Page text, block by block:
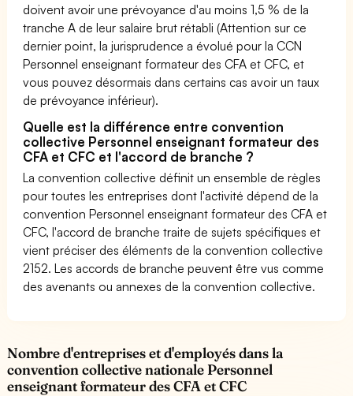
doivent avoir une prévoyance d'au moins 1,5 % de la
tranche A de leur salaire brut rétabli (Attention sur ce
dernier point, la jurisprudence a évolué pour la CCN
Personnel enseignant formateur des CFA et CFC, et
vous pouvez désormais dans certains cas avoir un taux
de prévoyance inférieur).
Quelle est la différence entre convention
collective Personnel enseignant formateur des
CFA et CFC et l'accord de branche ?
La convention collective définit un ensemble de règles
pour toutes les entreprises dont l'activité dépend de la
convention Personnel enseignant formateur des CFA et
CFC, l'accord de branche traite de sujets spécifiques et
vient préciser des éléments de la convention collective
2152. Les accords de branche peuvent être vus comme
des avenants ou annexes de la convention collective.
Nombre d'entreprises et d'employés dans la
convention collective nationale Personnel
enseignant formateur des CFA et CFC